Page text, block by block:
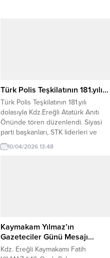
Türk Polis Teşkilatının 181.yılı…
Türk Polis Teşkilatının 181.yılı
dolasıyla Kdz.Ereğli Atatürk Anıtı
Önünde tören düzenlendi. Siyasi
parti başkanları, STK liderleri ve
basın mensuplarının katılımıyla
gerçekleşen törende Kdz.Ereğli
Temsilcileri, Kıymetli...
10/04/2026 13:48
Kaymakam Yılmaz’ın
Gazeteciler Günü Mesajı…
Kdz. Ereğli Kaymakamı Fatih